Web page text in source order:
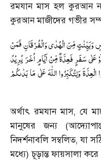
রমযান মাস হল কুরআন
কুরআন মাজীদের গভীর
وَبَیِّنٰتٍ مِّنَ الۡہُدٰی وَالۡفُرۡقَانِ فَمَنۡ
سَفَرٍ فَعِدَّۃٌ مِّنۡ اَیَّامٍ اُخَرَ یُرِیۡدُ
وَلِتُکَبِّرُوا اللّٰہَ عَلٰی مَا ہَدٰىکُمۡ
অর্থাৎ রমযান মাস, যে
মানুষের জন্য
নিদর্শনাবলি সম্বলিত,যা
মধ্যে) চূড়ান্ত ফায়সালা করে